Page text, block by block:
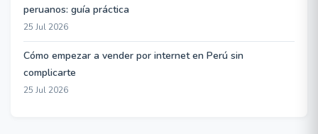
peruanos: guía práctica
25 Jul 2026
Cómo empezar a vender por internet en Perú sin
complicarte
25 Jul 2026